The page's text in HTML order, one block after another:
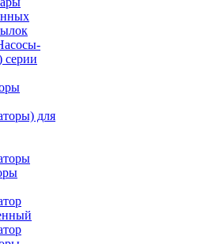
серии
для